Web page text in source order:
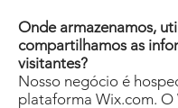
Onde armazenamos,
compartilhamos as
visitantes?
Nosso negócio é
plataforma Wix.com. O